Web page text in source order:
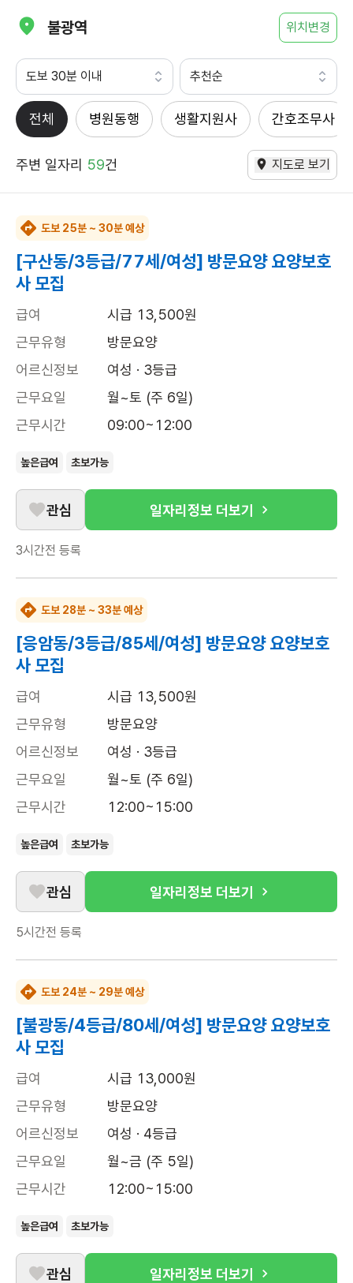
불광역 위치변경
도보 30분 이내 추천순
전체 병원동행 생활지원사 간호조무사
주변 일자리 59건 지도로 보기
도보 25분 ~ 30분 예상
[구산동/3등급/77세/여성] 방문요양 요양보호
사 모집
급여
시급 13,500원
근무유형
방문요양
어르신정보
여성 · 3등급
근무요일
월~토 (주 6일)
근무시간
09:00~12:00
높은급여 초보가능
관심 일자리정보 더보기
3시간전 등록
도보 28분 ~ 33분 예상
[응암동/3등급/85세/여성] 방문요양 요양보호
사 모집
급여
시급 13,500원
근무유형
방문요양
어르신정보
여성 · 3등급
근무요일
월~토 (주 6일)
근무시간
12:00~15:00
높은급여 초보가능
관심 일자리정보 더보기
5시간전 등록
도보 24분 ~ 29분 예상
[불광동/4등급/80세/여성] 방문요양 요양보호
사 모집
급여
시급 13,000원
근무유형
방문요양
어르신정보
여성 · 4등급
근무요일
월~금 (주 5일)
근무시간
12:00~15:00
높은급여 초보가능
관심 일자리정보 더보기